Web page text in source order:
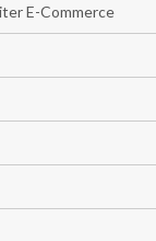
E-Commerce